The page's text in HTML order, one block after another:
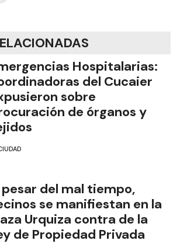
Hospitalarias:
del Cucaier
sobre
de órganos y
del mal tiempo,
se manifiestan en la
Urquiza contra de la
de Propiedad Privada